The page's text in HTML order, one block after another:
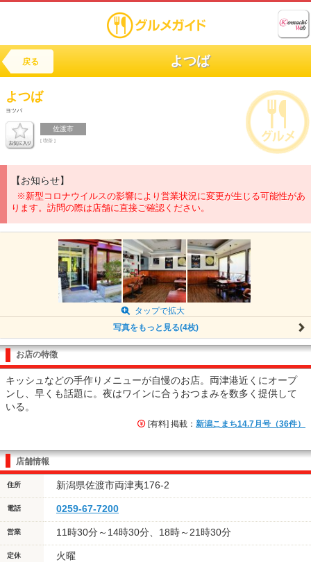
戻る よつば
よつば
ヨツバ
佐渡市
[ 喫茶 ]
【お知らせ】
※新型コロナウイルスの影響により営業状況に変更が生じる可能性があ
ります。訪問の際は店舗に直接ご確認ください。
タップで拡大
写真をもっと見る(4枚)
お店の特徴
キッシュなどの手作りメニューが自慢のお店。両津港近くにオープ
ンし、早くも話題に。夜はワインに合うおつまみを数多く提供して
いる。
[有料] 掲載： 新潟こまち14.7月号（36件）
店舗情報
住所 新潟県佐渡市両津夷176-2
電話 0259-67-7200
営業 11時30分～14時30分、18時～21時30分
定休 火曜